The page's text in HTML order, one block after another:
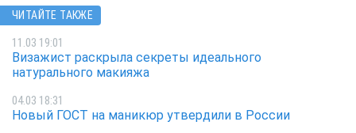
ЧИТАЙТЕ ТАКЖЕ
11.03 19:01
Визажист раскрыла секреты идеального
натурального макияжа
04.03 18:31
Новый ГОСТ на маникюр утвердили в России